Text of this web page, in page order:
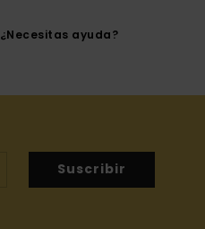
¿Necesitas ayuda?
Suscribir